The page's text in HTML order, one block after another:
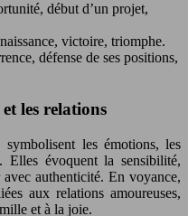
début d’un projet,
victoire, triomphe.
défense de ses positions,
les relations
les émotions, les
Elles évoquent la sensibilité,
authenticité. En voyance,
aux relations amoureuses,
et à la joie.